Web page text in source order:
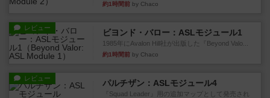
約1時間前 by Chaco
レビュー ビヨンド・バロー：ASLモジュール1
1985年にAvalon Hill社が出版した『Beyond Valo...
約1時間前 by Chaco
レビュー パルチザン：ASLモジュール4
『Squad Leader』用の追加マップとして発売され